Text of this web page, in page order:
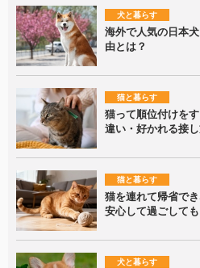
犬と暮らす
海外で人気の日本
由とは？
猫と暮らす
猫って順位付けを
違い・好かれる接
猫と暮らす
猫を連れて帰省で
安心して過ごして
犬と暮らす